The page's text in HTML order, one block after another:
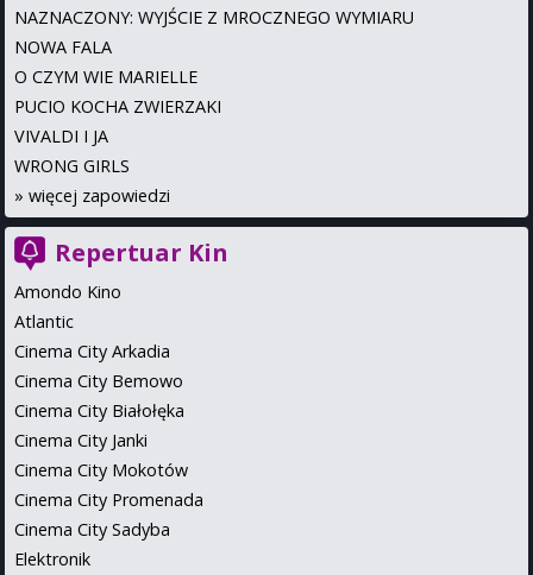
NAZNACZONY: WYJŚCIE Z MROCZNEGO WYMIARU
NOWA FALA
O CZYM WIE MARIELLE
PUCIO KOCHA ZWIERZAKI
VIVALDI I JA
WRONG GIRLS
» więcej zapowiedzi
Repertuar Kin
Amondo Kino
Atlantic
Cinema City Arkadia
Cinema City Bemowo
Cinema City Białołęka
Cinema City Janki
Cinema City Mokotów
Cinema City Promenada
Cinema City Sadyba
Elektronik